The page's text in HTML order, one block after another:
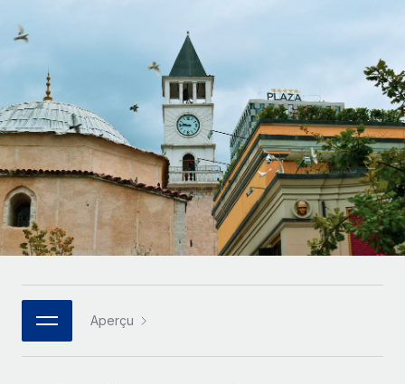
Intégrez et gérez vos freelances partout dans le monde
Sous-traitez les opérations complexes liées à l’emploi
INFRASTRUCTURE
Intégration Remote
Intégrez vos RH aux flux de travail en toute simplicité
Plateforme
Des fonctions RH clés intégrées pour votre équipe
Connectez n'importe quel outil d’IA à Remote grâce à
notre MCP
Examinez notre service par rapport aux autres
CROISSANCE
Start-ups
Des solutions agiles et internationales pour les RH et la
paie des entreprises en pleine croissance
Entreprises intermédiaires
Développez vos équipes avec des solutions RH sur
mesure
Entreprise
Les RH à l’international pour les grandes entreprises
Calculateur de paiement des freelances
Découvrez les devises disponibles et les vitesses de
paiement pour vos freelances internationaux
APPRENDRE AVEC REMOTE
Recherche et guides
Études de cas
Checklists et modèles
Descriptions de postes
Nederlands
Français
Deutsch
Español
Italiano
Português (Portugal)
日本語
한국어
Connexion
Aperçu